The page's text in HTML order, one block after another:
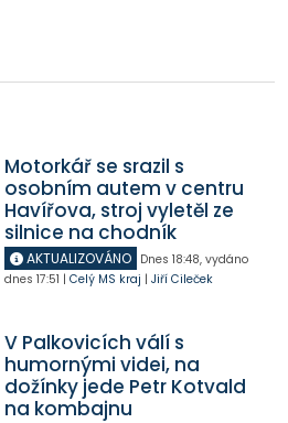
Motorkář se srazil s
osobním autem v centru
Havířova, stroj vyletěl ze
silnice na chodník
AKTUALIZOVÁNO Dnes 18:48, vydáno
dnes 17:51 | Celý MS kraj | Jiří Cileček
V Palkovicích válí s
humornými videi, na
dožínky jede Petr Kotvald
na kombajnu